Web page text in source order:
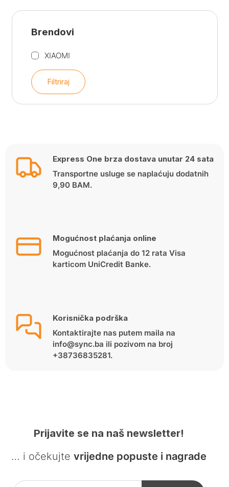
Brendovi
XIAOMI
Filtriraj
Express One brza dostava unutar 24 sata
Transportne usluge se naplaćuju dodatnih
9,90 BAM.
Mogućnost plaćanja online
Mogućnost plaćanja do 12 rata Visa
karticom UniCredit Banke.
Korisnička podrška
Kontaktirajte nas putem maila na
info@sync.ba ili pozivom na broj
+38736835281.
Prijavite se na naš newsletter!
… i očekujte vrijedne popuste i nagrade